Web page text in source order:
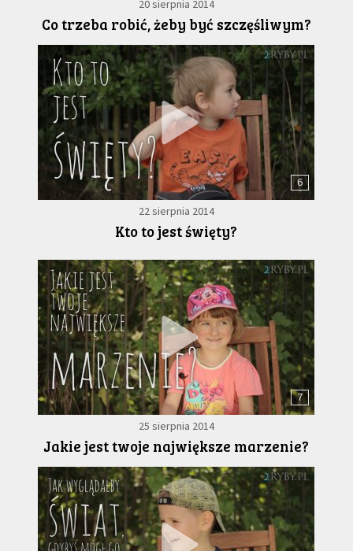
20 sierpnia 2014
Co trzeba robić, żeby być szczęśliwym?
6
22 sierpnia 2014
Kto to jest święty?
7
25 sierpnia 2014
Jakie jest twoje największe marzenie?